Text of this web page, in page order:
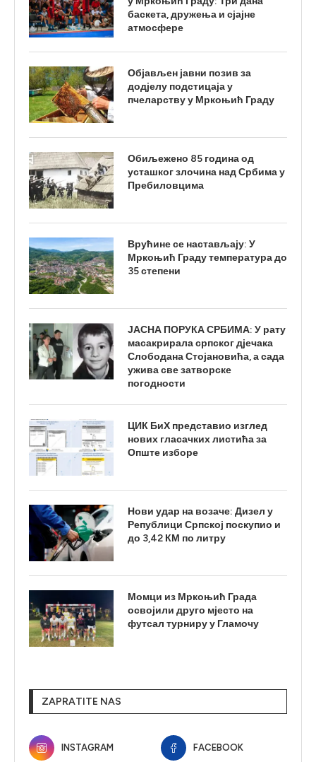
баскета, дружења и сјајне
атмосфере
Објављен јавни позив за
додјелу подстицаја у
пчеларству у Мркоњић Граду
Обиљежено 85 година од
усташког злочина над Србима у
Пребиловцима
Врућине се настављају: У
Мркоњић Граду температура до
35 степени
ЈАСНА ПОРУКА СРБИМА: У рату
масакрирала српског дјечака
Слободана Стојановића, а сада
ужива све затворске
погодности
ЦИК БиХ представио изглед
нових гласачких листића за
Опште изборе
Нови удар на возаче: Дизел у
Републици Српској поскупио и
до 3,42 КМ по литру
Момци из Мркоњић Града
освојили друго мјесто на
футсал турниру у Гламочу
ZAPRATITE NAS
INSTAGRAM FACEBOOK